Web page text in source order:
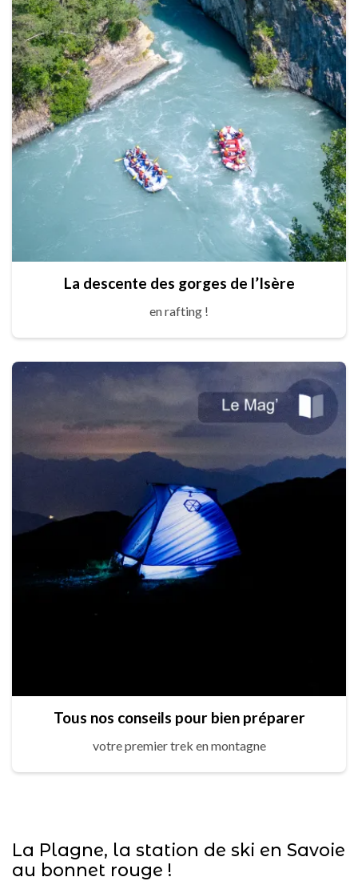
La descente des gorges de l’Isère
en rafting !
Tous nos conseils pour bien préparer
votre premier trek en montagne
La Plagne, la station de ski en Savoie
au bonnet rouge !